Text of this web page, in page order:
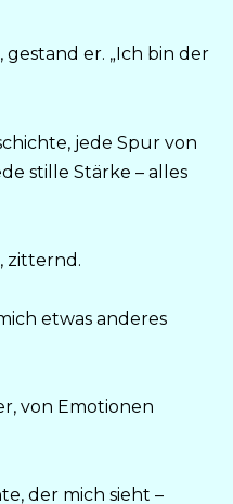
gestand er. „Ich bin der
jede Spur von
stille Stärke – alles
zitternd.
etwas anderes
von Emotionen
der mich sieht –